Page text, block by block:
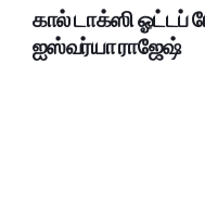
கால் டாக்ஸி ஓட்டப்
ஐஸ்வர்யா ராஜேஷ்